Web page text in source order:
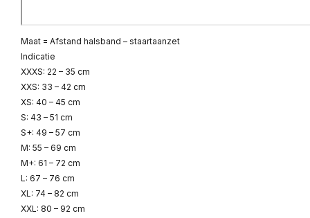
Maat = Afstand halsband – staartaanzet
Indicatie
XXXS: 22 – 35 cm
XXS: 33 – 42 cm
XS: 40 – 45 cm
S: 43 – 51 cm
S+: 49 – 57 cm
M: 55 – 69 cm
M+: 61 – 72 cm
L: 67 – 76 cm
XL: 74 – 82 cm
XXL: 80 – 92 cm